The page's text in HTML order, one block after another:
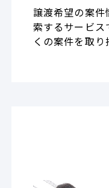
譲渡希望の案
索するサービ
くの案件を取り